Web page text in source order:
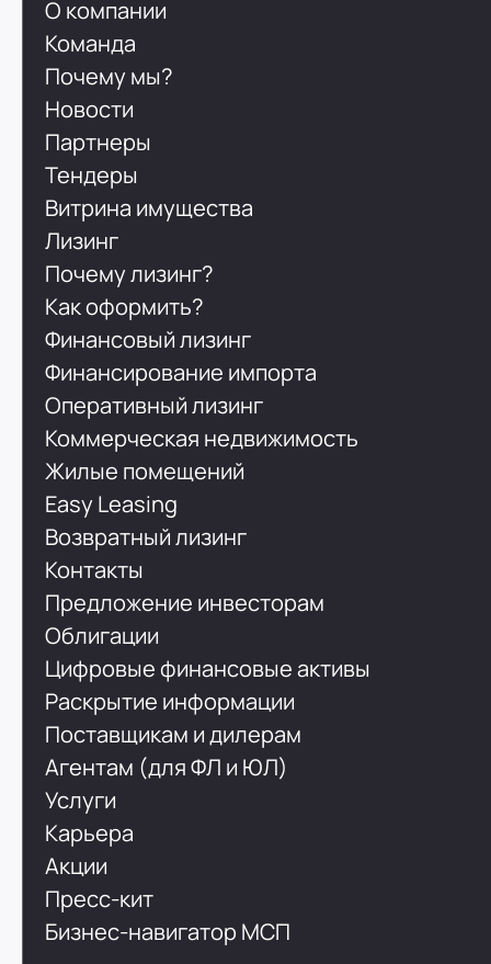
О компании
Команда
Почему мы?
Новости
Партнеры
Тендеры
Витрина имущества
Лизинг
Почему лизинг?
Как оформить?
Финансовый лизинг
Финансирование импорта
Оперативный лизинг
Коммерческая недвижимость
Жилые помещений
Easy Leasing
Возвратный лизинг
Контакты
Предложение инвесторам
Облигации
Цифровые финансовые активы
Раскрытие информации
Поставщикам и дилерам
Агентам (для ФЛ и ЮЛ)
Услуги
Карьера
Акции
Пресс-кит
Бизнес-навигатор МСП